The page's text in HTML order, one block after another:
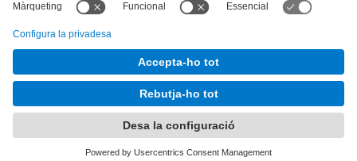
Desenvolupat amb